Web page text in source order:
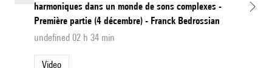
harmoniques dans un monde de sons complexes -
Première partie (4 décembre) - Franck Bedrossian
undefined 02 h 34 min
Video